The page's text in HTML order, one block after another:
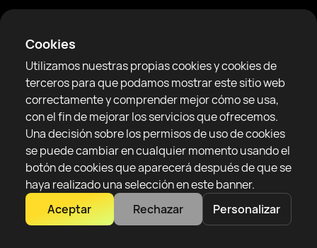
Cookies
Utilizamos nuestras propias cookies y cookies de
terceros para que podamos mostrar este sitio web
correctamente y comprender mejor cómo se usa,
con el fin de mejorar los servicios que ofrecemos.
Una decisión sobre los permisos de uso de cookies
se puede cambiar en cualquier momento usando el
botón de cookies que aparecerá después de que se
haya realizado una selección en este banner.
Aceptar
Rechazar Personalizar
RTF United service limited
6 Burrows court, Liverpool, Reino Unido
Clasificaciones
Noticias
Artículos
Sparring Finder
Condiciones de uso
Reglas de la comunidad